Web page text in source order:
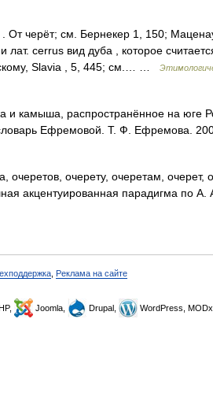
От черёт; см. Бернекер 1, 150;
лат. cerrus вид дуба , которое
Slavia , 5, 445; см.… …
и камыша, распространённое на юге
Ефремовой. Т. Ф. Ефремова.
очеретов, очерету, очеретам, очерет,
акцентуированная парадигма по
Реклама на сайте
Joomla, Drupal, WordPress, MODx.